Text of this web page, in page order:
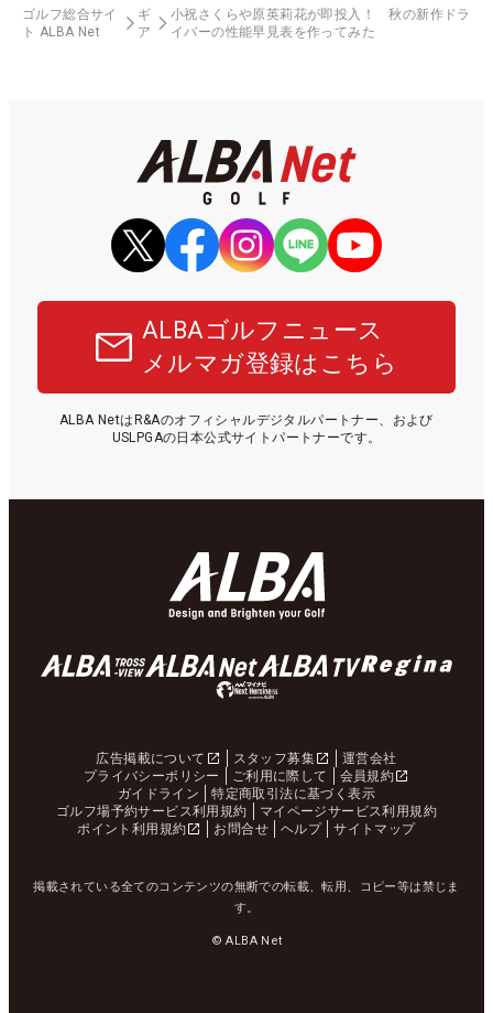
ゴルフ総合サイ
ト ALBA Net
ギ
ア
小祝さくらや原英莉花が即投入！ 秋の新作ドラ
イバーの性能早見表を作ってみた
ALBAゴルフニュース
メルマガ登録はこちら
ALBA NetはR&Aのオフィシャルデジタルパートナー、および
USLPGAの日本公式サイトパートナーです。
広告掲載について スタッフ募集
運営会社
プライバシーポリシー
ご利用に際して
会員規約
ガイドライン
特定商取引法に基づく表示
ゴルフ場予約サービス利用規約
マイページサービス利用規約
ポイント利用規約
お問合せ ヘルプ サイトマップ
掲載されている全てのコンテンツの無断での転載、転用、コピー等は禁じま
す。
© ALBA Net